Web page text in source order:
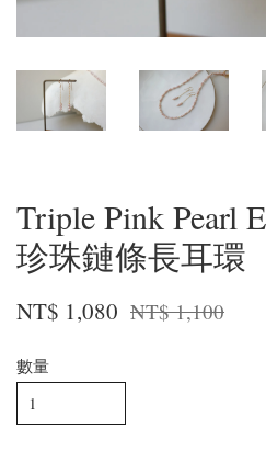
Triple Pink Pearl
珍珠鏈條長耳環
NT$ 1,080 NT$ 1,100
數量